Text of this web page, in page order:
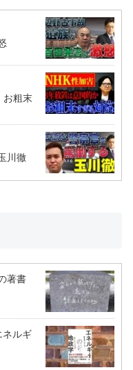
お粗末
川徹
著書
ネルギ